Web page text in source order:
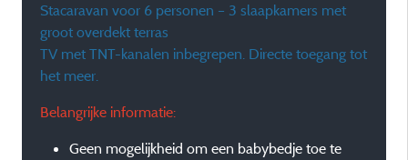
Stacaravan voor 6 personen – 3 slaapkamers met
groot overdekt terras
TV met TNT-kanalen inbegrepen. Directe toegang tot
het meer.
Belangrijke informatie:
Geen mogelijkheid om een babybedje toe te